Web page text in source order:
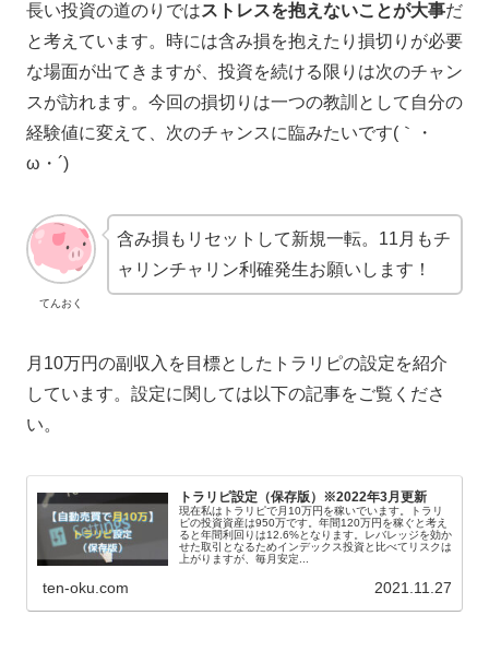
長い投資の道のりではストレスを抱えないことが大事だ
と考えています。時には含み損を抱えたり損切りが必要
な場面が出てきますが、投資を続ける限りは次のチャン
スが訪れます。今回の損切りは一つの教訓として自分の
経験値に変えて、次のチャンスに臨みたいです(｀・
ω・´)
てんおく
含み損もリセットして新規一転。11月もチ
ャリンチャリン利確発生お願いします！
月10万円の副収入を目標としたトラリピの設定を紹介
しています。設定に関しては以下の記事をご覧くださ
い。
トラリピ設定（保存版）※2022年3月更新
現在私はトラリピで月10万円を稼いでいます。トラリ
ピの投資資産は950万です。年間120万円を稼ぐと考え
ると年間利回りは12.6%となります。レバレッジを効か
せた取引となるためインデックス投資と比べてリスクは
上がりますが、毎月安定...
ten-oku.com 2021.11.27